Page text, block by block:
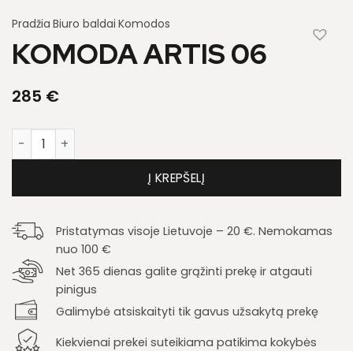
Pradžia Biuro baldai Komodos
KOMODA ARTIS 06
285 €
produkto kiekis: Komoda Artis 06
Į KREPŠELĮ
Pristatymas visoje Lietuvoje – 20 €. Nemokamas
nuo 100 €
Net 365 dienas galite grąžinti prekę ir atgauti
pinigus
Galimybė atsiskaityti tik gavus užsakytą prekę
Kiekvienai prekei suteikiama patikima kokybės